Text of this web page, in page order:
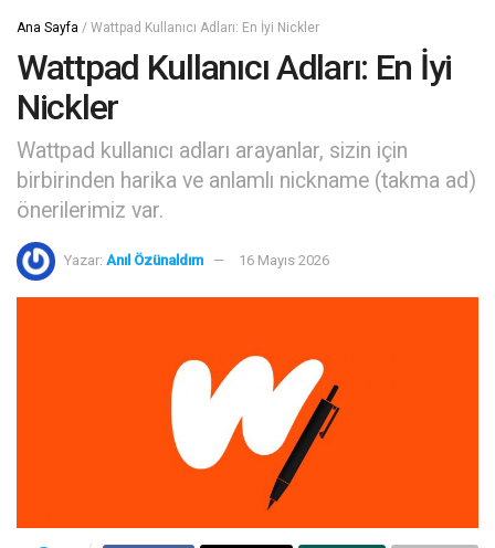
Ana Sayfa / Wattpad Kullanıcı Adları: En İyi Nickler
Wattpad Kullanıcı Adları: En İyi
Nickler
Wattpad kullanıcı adları arayanlar, sizin için
birbirinden harika ve anlamlı nickname (takma ad)
önerilerimiz var.
Yazar: Anıl Özünaldım 16 Mayıs 2026